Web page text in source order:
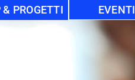
PROGETTI EVENTI